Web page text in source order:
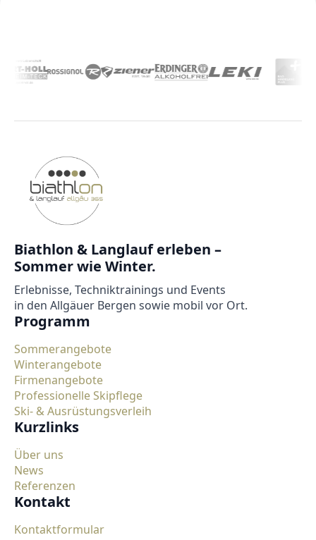
Biathlon & Langlauf erleben –
Sommer wie Winter.
Erlebnisse, Techniktrainings und Events
in den Allgäuer Bergen sowie mobil vor Ort.
Programm
Sommerangebote
Winterangebote
Firmenangebote
Professionelle Skipflege
Ski- & Ausrüstungsverleih
Kurzlinks
Über uns
News
Referenzen
Kontakt
Kontaktformular